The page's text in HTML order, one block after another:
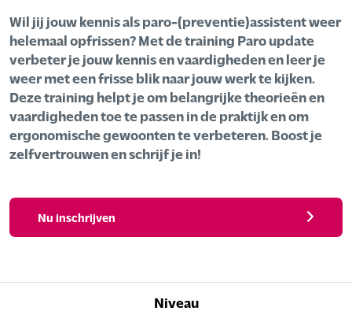
Wil jij jouw kennis als paro-(preventie)assistent weer
helemaal opfrissen? Met de training Paro update
verbeter je jouw kennis en vaardigheden en leer je
weer met een frisse blik naar jouw werk te kijken.
Deze training helpt je om belangrijke theorieën en
vaardigheden toe te passen in de praktijk en om
ergonomische gewoonten te verbeteren. Boost je
zelfvertrouwen en schrijf je in!
Nu inschrijven
Niveau